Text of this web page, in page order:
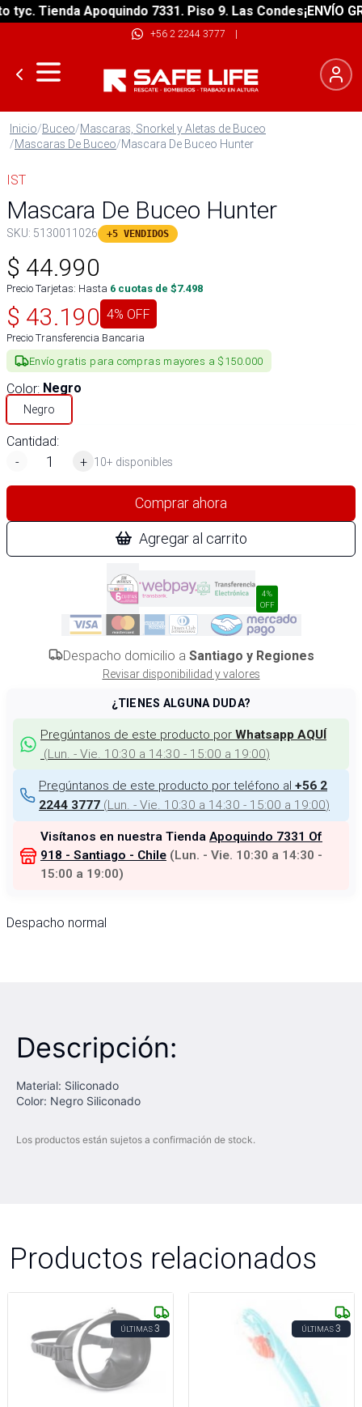
Tienda Apoquindo 7331. Piso 9. Las Condes¡ENVÍO
+56 2 2244 3777 |
Inicio/Buceo/Mascaras, Snorkel y Aletas de Buceo
/Mascaras De Buceo/Mascara De Buceo Hunter
IST
Mascara De Buceo Hunter
SKU: 5130011026 +5 VENDIDOS
$ 44.990
Precio Tarjetas: Hasta 6 cuotas de $7.498
$ 43.190 4% OFF
Precio Transferencia Bancaria
Envío gratis para compras mayores a $150.000
Color: Negro
Negro
Cantidad:
-
+ 10+ disponibles
Comprar ahora
Agregar al carrito
4%
OFF
Despacho domicilio a Santiago y Regiones
Revisar disponibilidad y valores
¿TIENES ALGUNA DUDA?
Pregúntanos de este producto por Whatsapp AQUÍ
(Lun. - Vie. 10:30 a 14:30 - 15:00 a 19:00)
Pregúntanos de este producto por teléfono al +56 2
2244 3777 (Lun. - Vie. 10:30 a 14:30 - 15:00 a 19:00)
Visítanos en nuestra Tienda Apoquindo 7331 Of
918 - Santiago - Chile (Lun. - Vie. 10:30 a 14:30 -
15:00 a 19:00)
Despacho normal
Descripción:
Material: Siliconado
Color: Negro Siliconado
Los productos están sujetos a confirmación de stock.
Productos relacionados
ÚLTIMAS3 ÚLTIMAS3